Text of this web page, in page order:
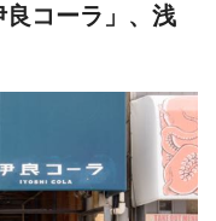
コーラ」、浅